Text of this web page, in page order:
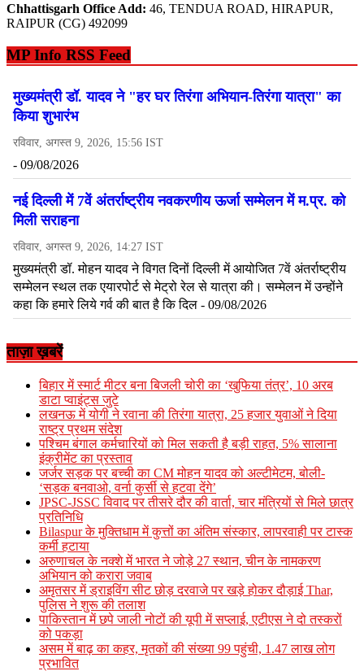
Chhattisgarh Office Add: 46, TENDUA ROAD, HIRAPUR,
RAIPUR (CG) 492099
MP Info RSS Feed
ताज़ा ख़बरें
बिहार में स्मार्ट मीटर बना बिजली चोरी का ‘खुफिया तंत्र’, 10 अरब
डाटा प्वाइंट्स जुटे
लखनऊ में योगी ने रवाना की तिरंगा यात्रा, 25 हजार युवाओं ने दिया
राष्ट्र प्रथम संदेश
पश्चिम बंगाल कर्मचारियों को मिल सकती है बड़ी राहत, 5% सालाना
इंक्रीमेंट का प्रस्ताव
जर्जर सड़क पर बच्ची का CM मोहन यादव को अल्टीमेटम, बोली-
‘सड़क बनवाओ, वर्ना कुर्सी से हटवा देंगे’
JPSC-JSSC विवाद पर तीसरे दौर की वार्ता, चार मंत्रियों से मिले छात्र
प्रतिनिधि
Bilaspur के मुक्तिधाम में कुत्तों का अंतिम संस्कार, लापरवाही पर टास्क
कर्मी हटाया
अरुणाचल के नक्शे में भारत ने जोड़े 27 स्थान, चीन के नामकरण
अभियान को करारा जवाब
अमृतसर में ड्राइविंग सीट छोड़ दरवाजे पर खड़े होकर दौड़ाई Thar,
पुलिस ने शुरू की तलाश
पाकिस्तान में छपे जाली नोटों की यूपी में सप्लाई, एटीएस ने दो तस्करों
को पकड़ा
असम में बाढ़ का कहर, मृतकों की संख्या 99 पहुंची, 1.47 लाख लोग
प्रभावित